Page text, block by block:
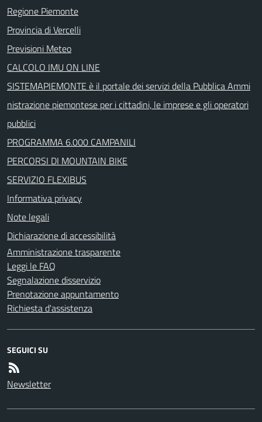
Regione Piemonte
Provincia di Vercelli
Previsioni Meteo
CALCOLO IMU ON LINE
SISTEMAPIEMONTE è il portale dei servizi della Pubblica Ammi
nistrazione piemontese per i cittadini, le imprese e gli operatori
pubblici
PROGRAMMA 6.000 CAMPANILI
PERCORSI DI MOUNTAIN BIKE
SERVIZIO FLEXIBUS
Informativa privacy
Note legali
Dichiarazione di accessibilità
Amministrazione trasparente
Leggi le FAQ
Segnalazione disservizio
Prenotazione appuntamento
Richiesta d'assistenza
SEGUICI SU
Newsletter